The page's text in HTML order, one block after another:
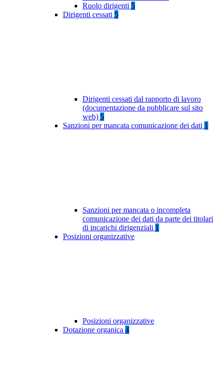
Ruolo dirigenti 5
Dirigenti cessati 5
Dirigenti cessati dal rapporto di lavoro
(documentazione da pubblicare sul sito
web) 5
Sanzioni per mancata comunicazione dei dati 1
Sanzioni per mancata o incompleta
comunicazione dei dati da parte dei titolari
di incarichi dirigenziali 1
Posizioni organizzative
Posizioni organizzative
Dotazione organica 4